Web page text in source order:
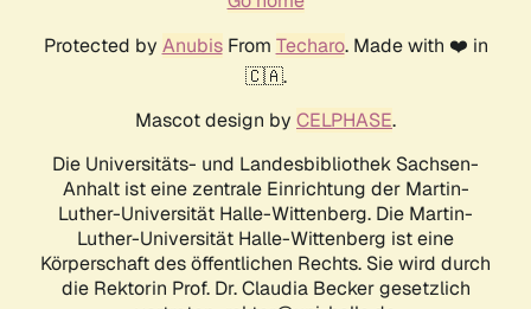
Protected by AnubisFrom Techaro. Made with ❤️ in
🇨🇦.
Mascot design by CELPHASE.
Die Universitäts- und Landesbibliothek Sachsen-
Anhalt ist eine zentrale Einrichtung der Martin-
Luther-Universität Halle-Wittenberg. Die Martin-
Luther-Universität Halle-Wittenberg ist eine
Körperschaft des öffentlichen Rechts. Sie wird durch
die Rektorin Prof. Dr. Claudia Becker gesetzlich